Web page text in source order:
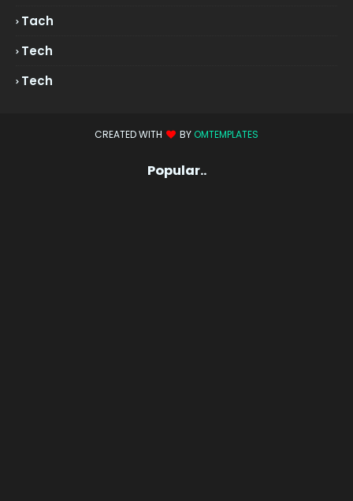
Tach
Tech
Tech
CREATED WITH BY OMTEMPLATES
Popular..